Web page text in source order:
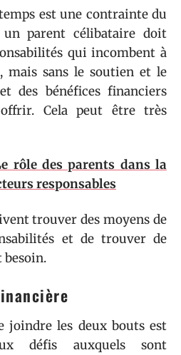
est une contrainte du
parent célibataire doit
qui incombent à
mais sans le soutien et le
des bénéfices financiers
Cela peut être très
rôle des parents dans la
responsables
trouver des moyens de
et de trouver de
besoin.
joindre les deux bouts est
défis auxquels sont